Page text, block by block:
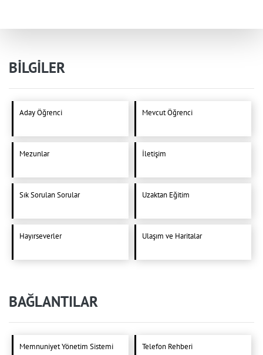
BİLGİLER
Aday Öğrenci Mevcut Öğrenci
Mezunlar İletişim
Sık Sorulan Sorular Uzaktan Eğitim
Hayırseverler Ulaşım ve Haritalar
BAĞLANTILAR
Memnuniyet Yönetim Sistemi Telefon Rehberi